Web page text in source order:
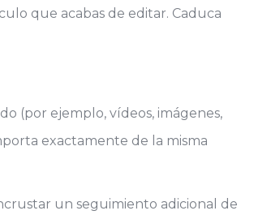
que acabas de editar. Caduca
(por ejemplo, vídeos, imágenes,
exactamente de la misma
un seguimiento adicional de